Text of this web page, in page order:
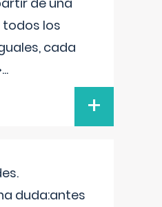
todos los
cada
...
+
duda:antes